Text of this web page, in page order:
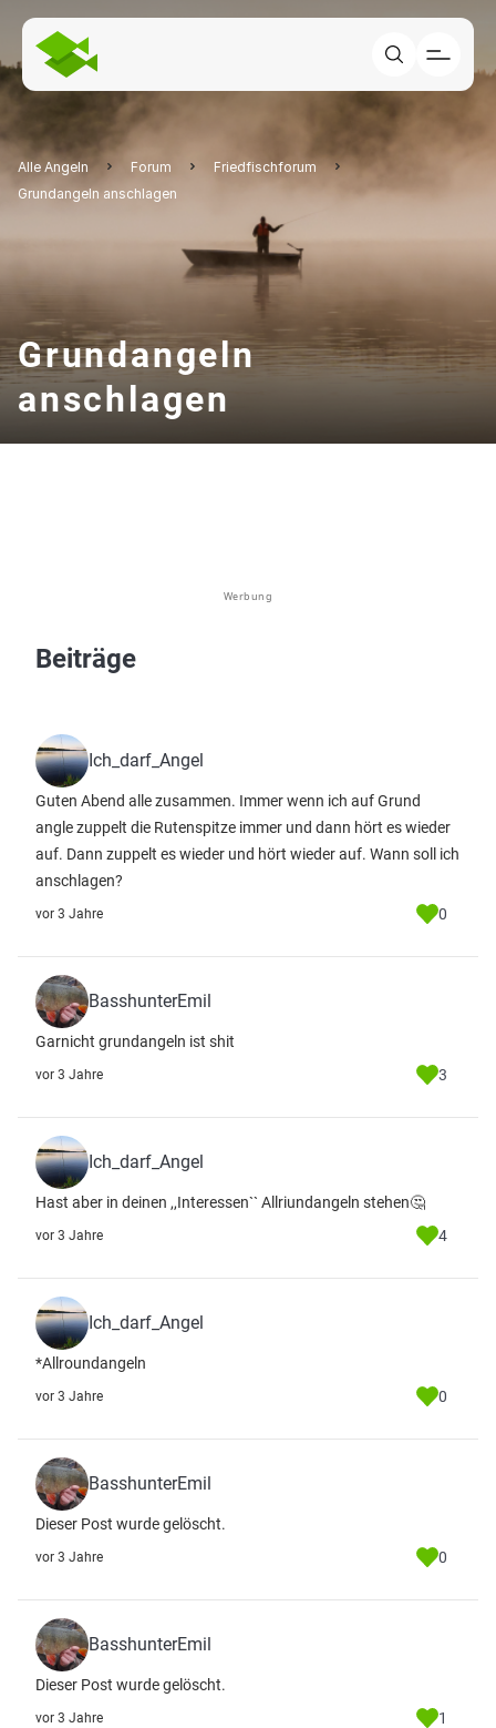
Alle Angeln Forum
Friedfischforum
Grundangeln anschlagen
Grundangeln
anschlagen
Werbung
Beiträge
Ich_darf_Angel
Guten Abend alle zusammen. Immer wenn ich auf Grund
angle zuppelt die Rutenspitze immer und dann hört es wieder
auf. Dann zuppelt es wieder und hört wieder auf. Wann soll ich
anschlagen?
vor 3 Jahre 0
BasshunterEmil
Garnicht grundangeln ist shit
vor 3 Jahre 3
Ich_darf_Angel
Hast aber in deinen ,,Interessen`` Allriundangeln stehen🤔
vor 3 Jahre 4
Ich_darf_Angel
*Allroundangeln
vor 3 Jahre 0
BasshunterEmil
Dieser Post wurde gelöscht.
vor 3 Jahre 0
BasshunterEmil
Dieser Post wurde gelöscht.
vor 3 Jahre 1